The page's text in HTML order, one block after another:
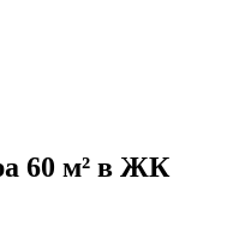
60 м² в ЖК